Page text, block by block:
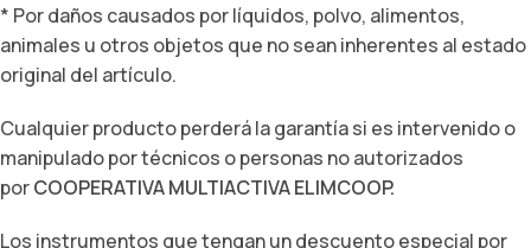
* Por daños causados por líquidos, polvo, alimentos,
animales u otros objetos que no sean inherentes al estado
original del artículo.
Cualquier producto perderá la garantía si es intervenido o
manipulado por técnicos o personas no autorizados
porCOOPERATIVA MULTIACTIVA ELIMCOOP.
Los instrumentos que tengan un descuento especial por